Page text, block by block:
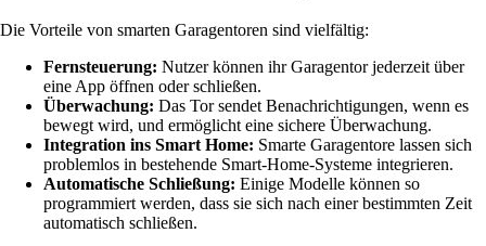
Die Vorteile von smarten Garagentoren sind vielfältig:
Fernsteuerung: Nutzer können ihr Garagentor jederzeit über
eine App öffnen oder schließen.
Überwachung: Das Tor sendet Benachrichtigungen, wenn es
bewegt wird, und ermöglicht eine sichere Überwachung.
Integration ins Smart Home: Smarte Garagentore lassen sich
problemlos in bestehende Smart-Home-Systeme integrieren.
Automatische Schließung: Einige Modelle können so
programmiert werden, dass sie sich nach einer bestimmten Zeit
automatisch schließen.